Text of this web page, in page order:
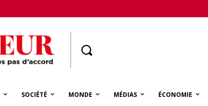
SOCIÉTÉ MONDE MÉDIAS ÉCONOMIE